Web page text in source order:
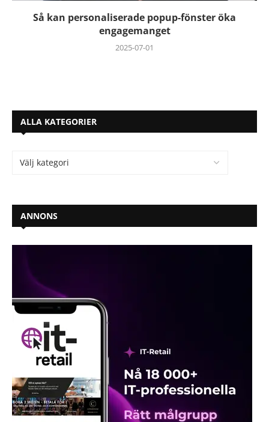
Så kan personaliserade popup-fönster öka
engagemanget
2025-07-01
ALLA KATEGORIER
ANNONS